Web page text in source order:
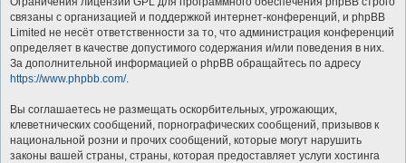
связаны с организацией и поддержкой интернет-конференций, и phpBB
Limited не несёт ответственности за то, что администрация конференций
определяет в качестве допустимого содержания и/или поведения в них.
За дополнительной информацией о phpBB обращайтесь по адресу
https://www.phpbb.com/.
Вы соглашаетесь не размещать оскорбительных, угрожающих,
клеветнических сообщений, порнографических сообщений, призывов к
национальной розни и прочих сообщений, которые могут нарушить
законы вашей страны, страны, которая предоставляет услуги хостинга